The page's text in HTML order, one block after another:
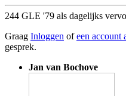
244 GLE '79 als dagelijks
Graag Inloggen ofeen account
gesprek.
Jan van Bochove